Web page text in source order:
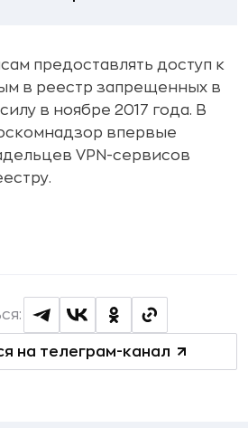
предоставлять доступ к
в реестр запрещенных в
в ноябре 2017 года. В
впервые
VPN-сервисов
на телеграм-канал